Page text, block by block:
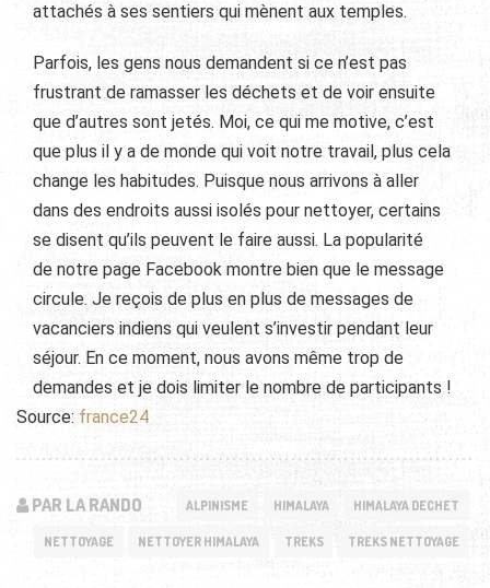
attachés à ses sentiers qui mènent aux temples.
Parfois, les gens nous demandent si ce n’est pas
frustrant de ramasser les déchets et de voir ensuite
que d’autres sont jetés. Moi, ce qui me motive, c’est
que plus il y a de monde qui voit notre travail, plus cela
change les habitudes. Puisque nous arrivons à aller
dans des endroits aussi isolés pour nettoyer, certains
se disent qu’ils peuvent le faire aussi. La popularité
de notre page Facebook montre bien que le message
circule. Je reçois de plus en plus de messages de
vacanciers indiens qui veulent s’investir pendant leur
séjour. En ce moment, nous avons même trop de
demandes et je dois limiter le nombre de participants !
Source: france24
PAR LA RANDO ALPINISME HIMALAYA HIMALAYA DECHET
NETTOYAGE NETTOYER HIMALAYA TREKS TREKS NETTOYAGE